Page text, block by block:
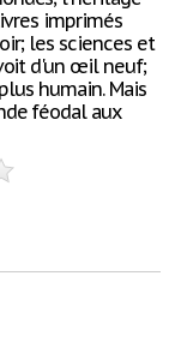
imprimés
les sciences et
d'un œil neuf;
humain. Mais
féodal aux